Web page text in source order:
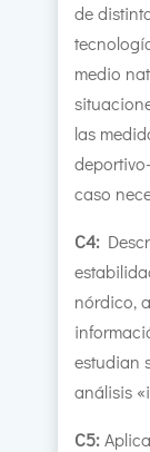
de
medio
las
caso
C4:
nórdico,
estudian
análisis
C5: